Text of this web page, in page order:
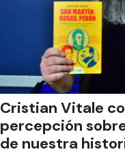
Cristian Vitale
percepción
de nuestra